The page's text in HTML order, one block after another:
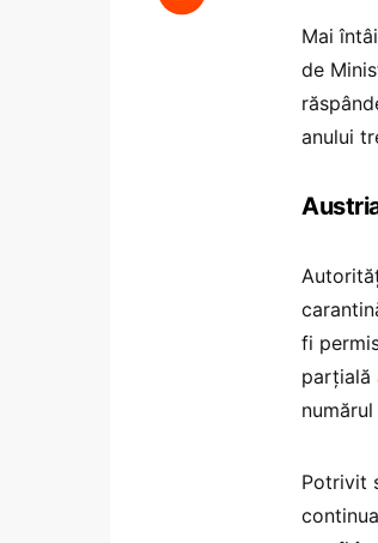
Mai
de
anului
fi
parțială
Potrivit